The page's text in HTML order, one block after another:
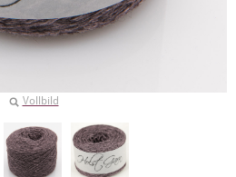
Vollbild